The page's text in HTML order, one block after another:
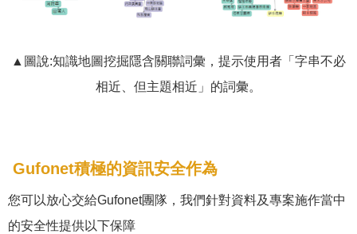
▲圖說:知識地圖挖掘隱含關聯詞彙，提示使用者「字串不必
相近、但主題相近」的詞彙。
Gufonet積極的資訊安全作為
您可以放心交給Gufonet團隊，我們針對資料及專案施作當中
的安全性提供以下保障